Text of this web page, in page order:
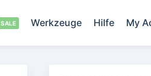
Werkzeuge Hilfe My